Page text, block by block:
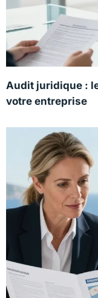
Audit juridique :
votre entreprise